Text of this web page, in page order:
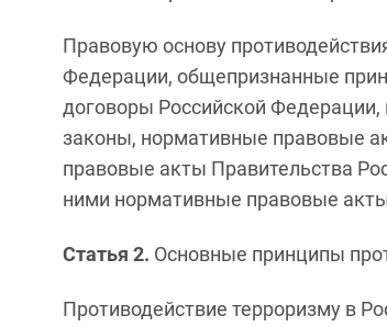
Правовую основу
Федерации, общепризнанные
договоры Российской
законы, нормативные правовые
правовые акты Правительства
ними нормативные правовые
Статья 2. Основные принципы
Противодействие терроризму в